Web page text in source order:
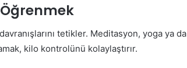
tetikler. Meditasyon, yoga ya
kilo kontrolünü kolaylaştırır.